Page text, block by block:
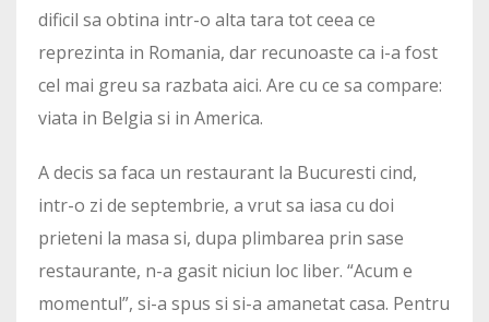
dificil sa obtina intr-o alta tara tot ceea ce
reprezinta in Romania, dar recunoaste ca i-a fost
cel mai greu sa razbata aici. Are cu ce sa compare:
viata in Belgia si in America.
A decis sa faca un restaurant la Bucuresti cind,
intr-o zi de septembrie, a vrut sa iasa cu doi
prieteni la masa si, dupa plimbarea prin sase
restaurante, n-a gasit niciun loc liber. “Acum e
momentul”, si-a spus si si-a amanetat casa. Pentru